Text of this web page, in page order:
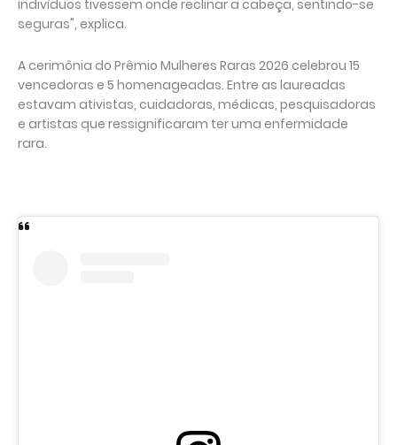
indivíduos tivessem onde reclinar a cabeça, sentindo-se
seguras", explica.
A cerimônia do Prêmio Mulheres Raras 2026 celebrou 15
vencedoras e 5 homenageadas. Entre as laureadas
estavam ativistas, cuidadoras, médicas, pesquisadoras
e artistas que ressignificaram ter uma enfermidade
rara.